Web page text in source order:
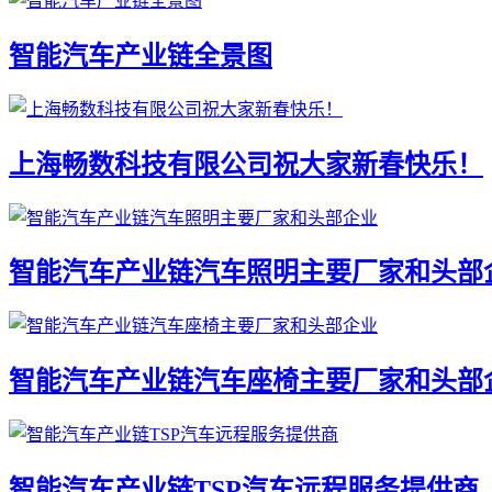
智能汽车产业链全景图
上海畅数科技有限公司祝大家新春快乐！
智能汽车产业链汽车照明主要厂家和头部
智能汽车产业链汽车座椅主要厂家和头部